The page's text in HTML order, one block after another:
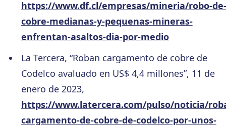
https://www.df.cl/empresas/mineria/robo-de-
cobre-medianas-y-pequenas-mineras-
enfrentan-asaltos-dia-por-medio
La Tercera, “Roban cargamento de cobre de
Codelco avaluado en US$ 4,4 millones”, 11 de
enero de 2023,
https://www.latercera.com/pulso/noticia/
cargamento-de-cobre-de-codelco-por-unos-